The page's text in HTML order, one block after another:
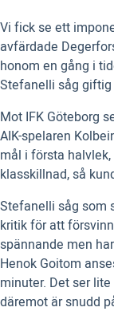
Vi fick se ett
avfärdade
honom en gång i
Stefanelli såg giftig
Mot IFK Göteborg
AIK-spelaren
mål i första
klasskillnad, så
Stefanelli såg som
kritik för att
spännande men
Henok Goitom
minuter. Det ser
däremot är snudd